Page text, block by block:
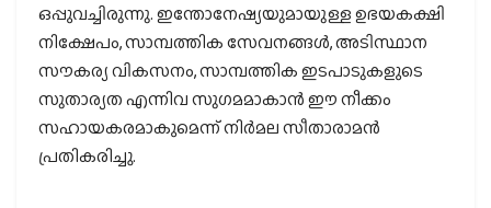
ഒപ്പുവച്ചിരുന്നു. ഇന്തോനേഷ്യയുമായുള്ള ഉഭയകക്ഷി
നിക്ഷേപം, സാമ്പത്തിക സേവനങ്ങള്‍, അടിസ്ഥാന
സൗകര്യ വികസനം, സാമ്പത്തിക ഇടപാടുകളുടെ
സുതാര്യത എന്നിവ സുഗമമാകാന്‍ ഈ നീക്കം
സഹായകരമാകുമെന്ന് നിര്‍മല സീതാരാമന്‍
പ്രതികരിച്ചു.